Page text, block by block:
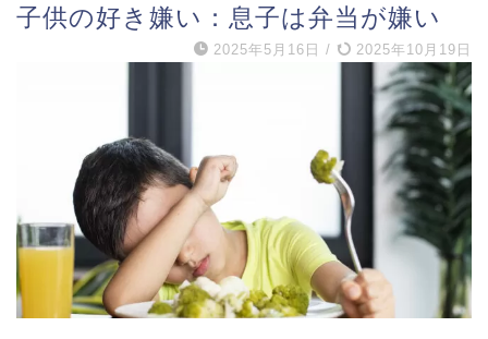
子供の好き嫌い：息子は弁当が嫌い
2025年5月16日 / 2025年10月19日